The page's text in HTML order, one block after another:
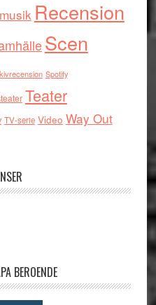
Recension
Scen
Spotify
Teater
TV-serie Video Way Out
BEROENDE